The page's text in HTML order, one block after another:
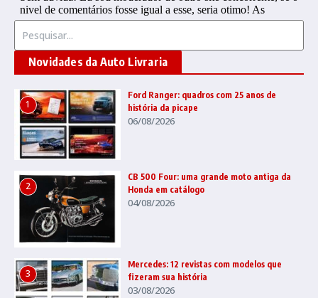
Novidades da Auto Livraria
1
Ford Ranger: quadros com 25 anos de
história da picape
06/08/2026
2
CB 500 Four: uma grande moto antiga da
Honda em catálogo
04/08/2026
3
Mercedes: 12 revistas com modelos que
fizeram sua história
03/08/2026